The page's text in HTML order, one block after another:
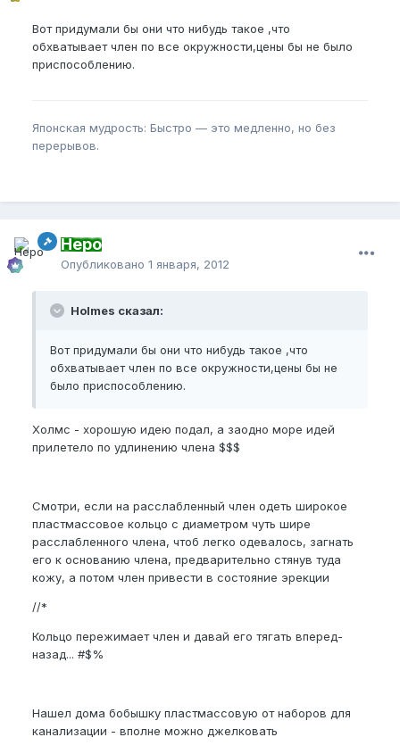
Вот придумали бы они что нибудь такое ,что
обхватывает член по все окружности,цены бы не было
приспособлению.
Японская мудрость: Быстро — это медленно, но без
перерывов.
Неро
Опубликовано 1 января, 2012
Holmes сказал:
Вот придумали бы они что нибудь такое ,что
обхватывает член по все окружности,цены бы не
было приспособлению.
Холмс - хорошую идею подал, а заодно море идей
прилетело по удлинению члена $$$
Смотри, если на расслабленный член одеть широкое
пластмассовое кольцо с диаметром чуть шире
расслабленного члена, чтоб легко одевалось, загнать
его к основанию члена, предварительно стянув туда
кожу, а потом член привести в состояние эрекции
//*
Кольцо пережимает член и давай его тягать вперед-
назад... #$%
Нашел дома бобышку пластмассовую от наборов для
канализации - вполне можно джелковать